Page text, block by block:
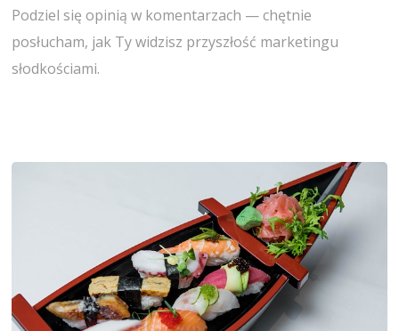
Podziel się opinią w komentarzach — chętnie
posłucham, jak Ty widzisz przyszłość marketingu
słodkościami.